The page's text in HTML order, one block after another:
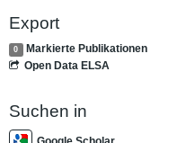
Export
0
Markierte Publikationen
Open Data ELSA
Suchen in